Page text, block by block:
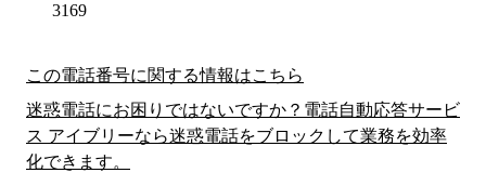
3169
この電話番号に関する情報はこちら
迷惑電話にお困りではないですか？電話自動応答サービ
ス アイブリーなら迷惑電話をブロックして業務を効率
化できます。